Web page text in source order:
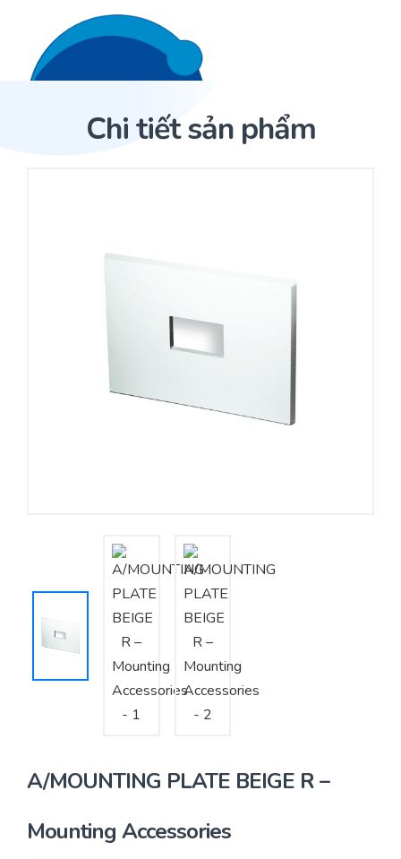
Trang Chủ
Nhà sản xuất thiết bị điều khiển
Cung cấp giải pháp quản lý cho toà nhà (BMS)
Bảo trì – Bảo dưỡng hệ thống
Thi công – Lắp đặt hệ thống HVAC
Chi tiết sản phẩm
A/MOUNTING PLATE BEIGE R –
Mounting Accessories